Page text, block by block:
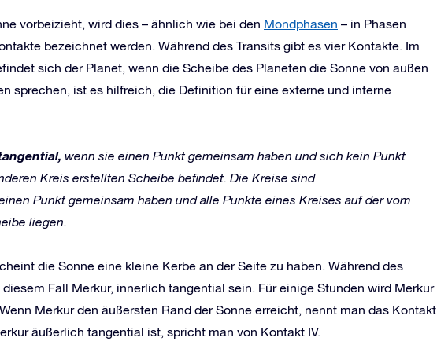
vorbeizieht, wird dies – ähnlich wie bei den Mondphasen – in Phasen
bezeichnet werden. Während des Transits gibt es vier Kontakte. Im
sich der Planet, wenn die Scheibe des Planeten die Sonne von außen
sprechen, ist es hilfreich, die Definition für eine externe und interne
wenn sie einen Punkt gemeinsam haben und sich kein Punkt
Kreis erstellten Scheibe befindet. Die Kreise sind
Punkt gemeinsam haben und alle Punkte eines Kreises auf der vom
liegen.
die Sonne eine kleine Kerbe an der Seite zu haben. Während des
Fall Merkur, innerlich tangential sein. Für einige Stunden wird Merkur
Merkur den äußersten Rand der Sonne erreicht, nennt man das Kontakt
äußerlich tangential ist, spricht man von Kontakt IV.